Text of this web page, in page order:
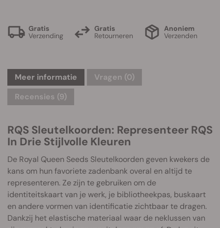
Gratis
Verzending
Gratis
Retourneren
Anoniem
Verzenden
Meer informatie Vragen (0)
Recensies (9)
RQS Sleutelkoorden: Representeer RQS
In Drie Stijlvolle Kleuren
De Royal Queen Seeds Sleutelkoorden geven kwekers de
kans om hun favoriete zadenbank overal en altijd te
representeren. Ze zijn te gebruiken om de
identiteitskaart van je werk, je bibliotheekpas, buskaart
en andere vormen van identificatie zichtbaar te dragen.
Dankzij het elastische materiaal waar de neklussen van